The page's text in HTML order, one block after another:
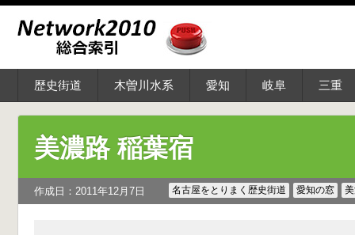
歴史街道 木曽川水系 愛知 岐阜 三重
美濃路 稲葉宿
作成日：2011年12月7日 名古屋をとりまく歴史街道 愛知の窓